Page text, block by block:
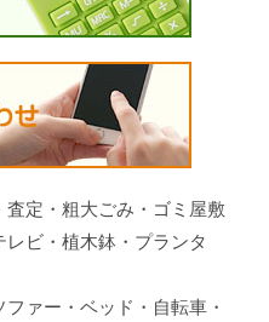
定・粗大ごみ・ゴミ屋敷
ビ・植木鉢・プランタ
ァー・ベッド・自転車・